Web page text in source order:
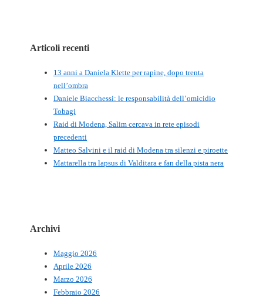
Articoli recenti
13 anni a Daniela Klette per rapine, dopo trenta
nell’ombra
Daniele Biacchessi: le responsabilità dell’omicidio
Tobagi
Raid di Modena, Salim cercava in rete episodi
precedenti
Matteo Salvini e il raid di Modena tra silenzi e piroette
Mattarella tra lapsus di Valditara e fan della pista nera
Archivi
Maggio 2026
Aprile 2026
Marzo 2026
Febbraio 2026